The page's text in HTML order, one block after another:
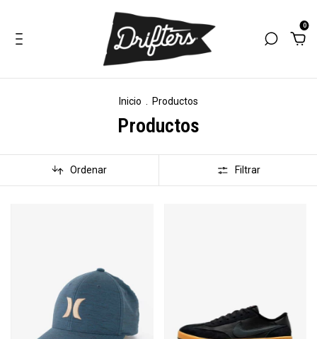
0
Inicio Productos
Productos
Ordenar Filtrar